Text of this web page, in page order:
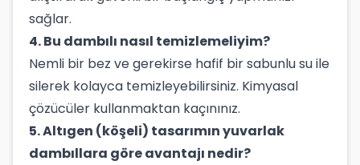
sağlar.
4. Bu dambılı nasıl temizlemeliyim?
Nemli bir bez ve gerekirse hafif bir sabunlu su ile
silerek kolayca temizleyebilirsiniz. Kimyasal
çözücüler kullanmaktan kaçınınız.
5. Altıgen (köşeli) tasarımın yuvarlak
dambıllara göre avantajı nedir?